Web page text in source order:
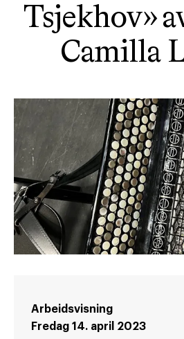
Tsjekhov»
Camilla
Arbeidsvisning
Fredag 14. april 2023